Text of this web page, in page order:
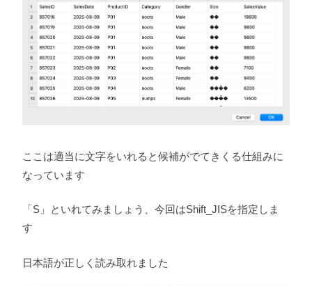
ここは適当に文字をいれると候補がでてきくる仕組みに
なっています
「S」といれてみましょう、今回はShift_JISを指定しま
す
日本語が正しく読み取れました